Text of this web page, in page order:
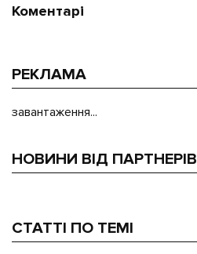
Коментарі
РЕКЛАМА
завантаження...
НОВИНИ ВІД ПАРТНЕРІВ
СТАТТІ ПО ТЕМІ